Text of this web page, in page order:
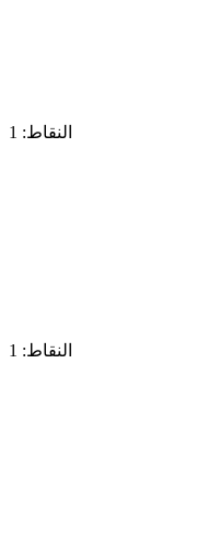
النقاط: 1
النقاط: 1